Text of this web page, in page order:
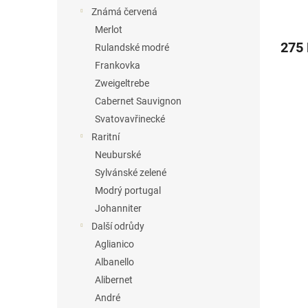
Známá červená
Merlot
Rulandské modré
Frankovka
Zweigeltrebe
Cabernet Sauvignon
Svatovavřinecké
Raritní
Neuburské
Sylvánské zelené
Modrý portugal
Johanniter
Další odrůdy
Aglianico
Albanello
Alibernet
André
275